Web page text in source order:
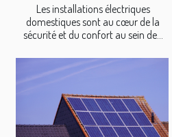
Les installations électriques
domestiques sont au cœur de la
sécurité et du confort au sein de...